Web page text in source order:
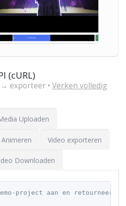
(cURL)
exporteer • Verken volledig
Uploaden
Animeren Video exporteren
Downloaden
project aan en retourneer
Copy